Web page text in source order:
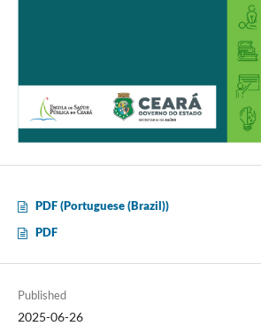
PDF (Portuguese (Brazil))
PDF
Published
2025-06-26